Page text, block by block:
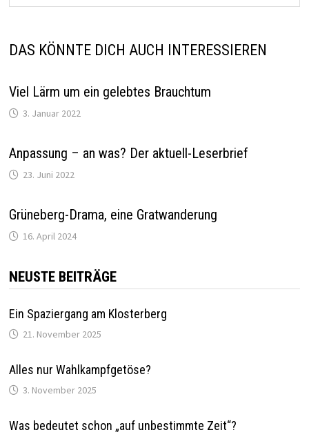
DAS KÖNNTE DICH AUCH INTERESSIEREN
Viel Lärm um ein gelebtes Brauchtum
3. Januar 2022
Anpassung – an was? Der aktuell-Leserbrief
23. Juni 2022
Grüneberg-Drama, eine Gratwanderung
16. April 2024
NEUSTE BEITRÄGE
Ein Spaziergang am Klosterberg
21. November 2025
Alles nur Wahlkampfgetöse?
3. November 2025
Was bedeutet schon „auf unbestimmte Zeit“?